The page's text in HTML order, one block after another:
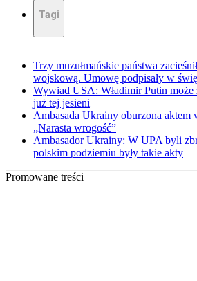
Tagi
Trzy muzułmańskie państwa
wojskową. Umowę podpisały w
Wywiad USA: Władimir Putin
już tej jesieni
Ambasada Ukrainy oburzona aktem
„Narasta wrogość”
Ambasador Ukrainy: W UPA byli
polskim podziemiu były takie akty
Promowane treści